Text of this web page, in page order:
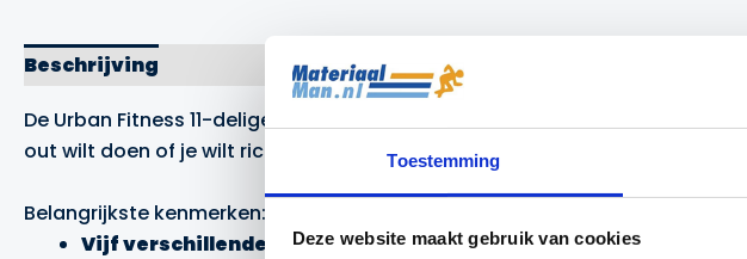
Toestemming
Deze website maakt gebruik van cookies
Beschrijving
De Urban Fitness 11-delige weerstandsbanden set bevat alle benodigde
out wilt doen of je wilt richten op één specifieke spiergroep, deze set
Belangrijkste kenmerken:
Vijf verschillende sterktes van tubes: Van x-light tot x-strong,